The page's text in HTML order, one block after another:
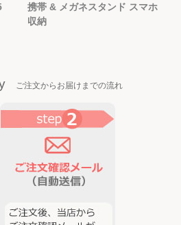
携帯 & メガネスタンド スマホ
収納
ご注文からお届けまでの流れ